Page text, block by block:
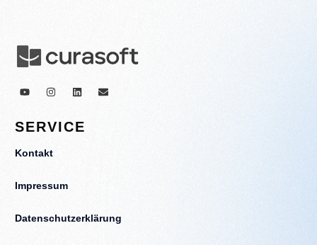
SERVICE
Kontakt
Impressum
Datenschutzerklärung